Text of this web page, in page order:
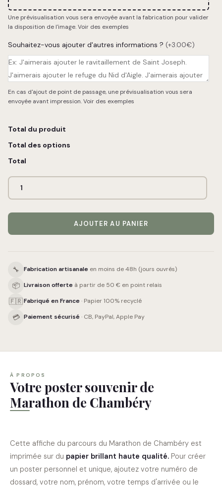
Une prévisualisation vous sera envoyée avant la fabrication pour valider
la disposition de l'image.Voir des exemples
Souhaitez-vous ajouter d'autres informations ? (+3.00€)
En cas d'ajout de point de passage, une prévisualisation vous sera
envoyée avant impression.Voir des exemples
Total du produit
Total des options
Total
AJOUTER AU PANIER
🔧 Fabrication artisanale en moins de 48h (jours ouvrés)
📦 Livraison offerte à partir de 50 € en point relais
🇫🇷Fabriqué en France · Papier 100% recyclé
💳 Paiement sécurisé · CB, PayPal, Apple Pay
À PROPOS
Votre poster souvenir de
Marathon de Chambéry
Cette affiche du parcours du Marathon de Chambéry est
imprimée sur du papier brillant haute qualité. Pour créer
un poster personnel et unique, ajoutez votre numéro de
dossard, votre nom, prénom, votre temps d'arrivée ou le